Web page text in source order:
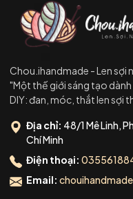
Chou.ihandmade - Len sợi
"Một thế giới sáng tạo dành
DIY: đan, móc, thắt len sợi
Địa chỉ: 48/1 Mê Linh,
Chí Minh
Điện thoại:
Email: